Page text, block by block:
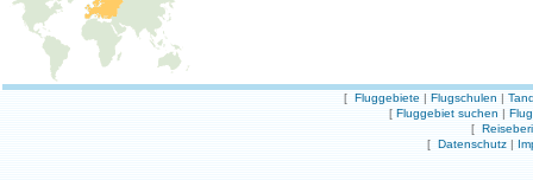
[ Fluggebiete | Flugschulen |
[ Fluggebiet suchen |
[
[ Datenschutz |